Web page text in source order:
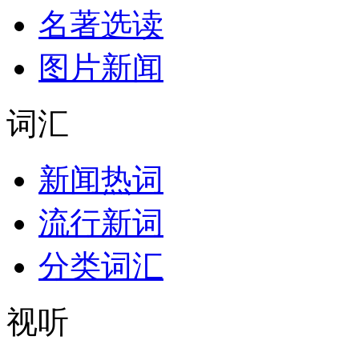
名著选读
图片新闻
词汇
新闻热词
流行新词
分类词汇
视听